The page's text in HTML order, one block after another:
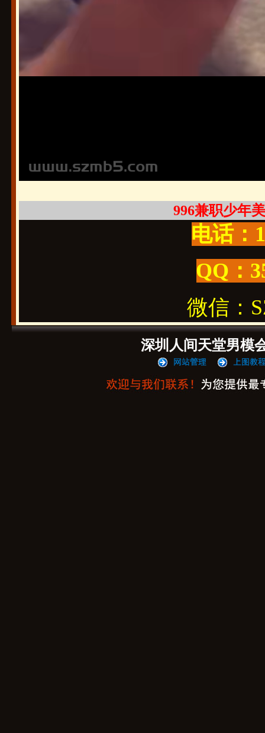
996兼职少年
电话：
QQ：
微信：
深圳人间天堂男模